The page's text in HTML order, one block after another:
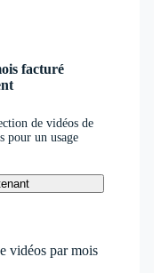
facturé
de vidéos de
pour un usage
vidéos par mois